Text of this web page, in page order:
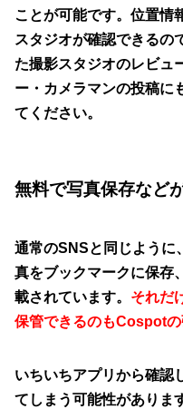
ことが可能です。位置情
スタジオが確認できるの
た撮影スタジオのレビュ
ー・カメラマンの投稿に
てください。
無料で写真保存など
通常のSNSと同じよう
真をブックマークに保存
載されています。 それだ
保管できるのもCospotの
いちいちアプリから確認
てしまう可能性がありま